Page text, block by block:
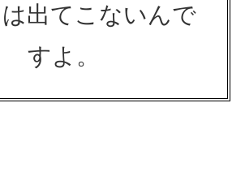
出てこないんで
すよ。